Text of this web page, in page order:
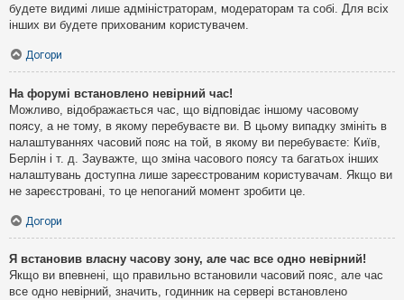
будете видимі лише адміністраторам, модераторам та собі. Для всіх
інших ви будете прихованим користувачем.
Догори
На форумі встановлено невірний час!
Можливо, відображається час, що відповідає іншому часовому
поясу, а не тому, в якому перебуваєте ви. В цьому випадку змініть в
налаштуваннях часовий пояс на той, в якому ви перебуваєте: Київ,
Берлін і т. д. Зауважте, що зміна часового поясу та багатьох інших
налаштувань доступна лише зареєстрованим користувачам. Якщо ви
не зареєстровані, то це непоганий момент зробити це.
Догори
Я встановив власну часову зону, але час все одно невірний!
Якщо ви впевнені, що правильно встановили часовий пояс, але час
все одно невірний, значить, годинник на сервері встановлено